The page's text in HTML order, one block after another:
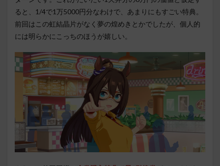
ると、1/4で1万5000円分なわけで、あまりにもすごい特典。
前回はこの虹結晶片がなく夢の煌めきとかでしたが、個人的
には明らかにこっちのほうが嬉しい。